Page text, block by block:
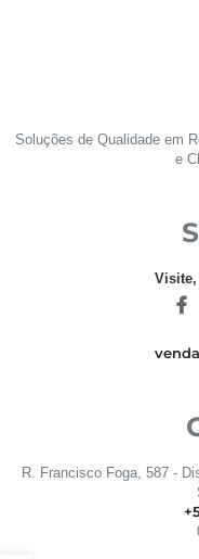
Soluções de Qualidade em
e
R. Francisco Foga, 587 -